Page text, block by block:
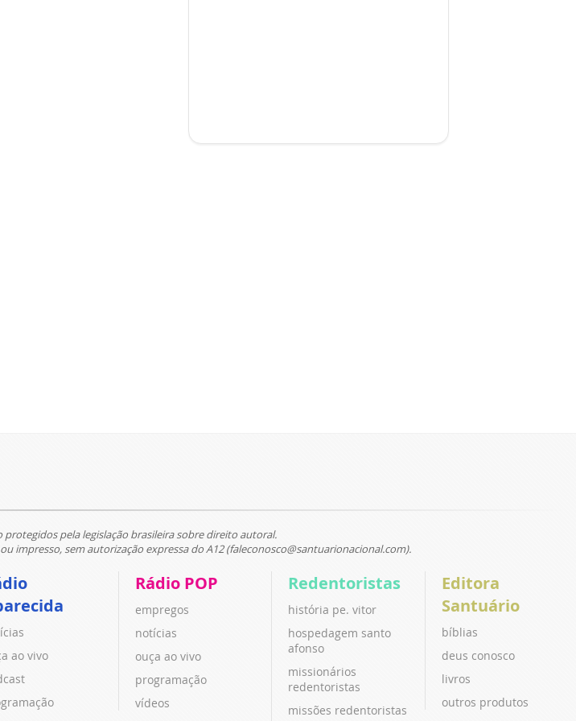
pela legislação brasileira sobre direito autoral.
sem autorização expressa do A12 (faleconosco@santuarionacional.com).
ao vivo
Rádio POP
empregos
notícias
ouça ao vivo
programação
vídeos
Redentoristas
história pe. vitor
hospedagem santo
afonso
missionários
redentoristas
missões redentoristas
Editora
Santuário
bíblias
deus conosco
livros
outros produtos